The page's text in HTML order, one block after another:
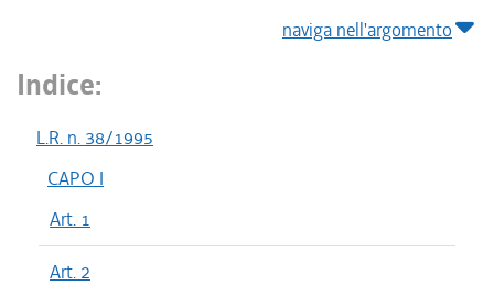
naviga nell'argomento
Indice:
L.R. n. 38/1995
CAPO I
Art. 1
Art. 2